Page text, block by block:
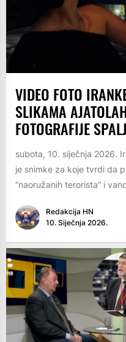
VIDEO FOTO
SLIKAMA
FOTOGRAFIJE
subota, 10. siječnja 2026.
je snimke za koje tvrdi da
“naoružanih terorista” i
Redakcija HN
10. Siječnja 2026.